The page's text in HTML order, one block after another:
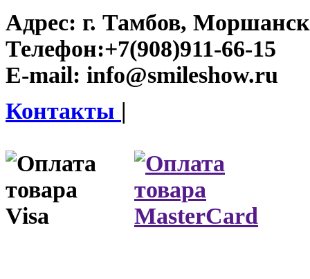
Адрес: г. Тамбов,
Телефон:+7(908)911-66-15
E-mail: info@smileshow.ru
Контакты |